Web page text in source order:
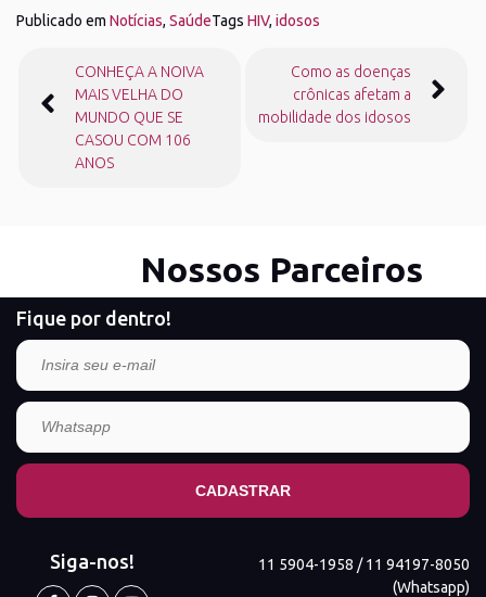
Publicado em Notícias, SaúdeTags HIV, idosos
de
Post
CONHEÇA A NOIVA
MAIS VELHA DO
MUNDO QUE SE
CASOU COM 106
ANOS
Como as doenças
crônicas afetam a
mobilidade dos idosos
Nossos Parceiros
Fique por dentro!
Siga-nos!
11 5904-1958 / 11 94197-8050
(Whatsapp)